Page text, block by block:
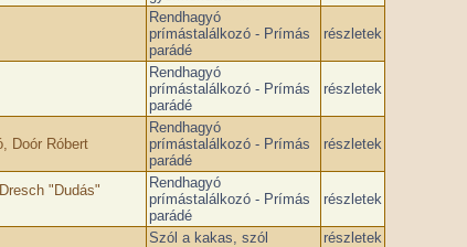
Rendhagyó
prímástalálkozó - Prímás
parádé
részletek
Rendhagyó
prímástalálkozó - Prímás
parádé
részletek
Doór Róbert
Rendhagyó
prímástalálkozó - Prímás
parádé
részletek
"Dudás"
Rendhagyó
prímástalálkozó - Prímás
parádé
részletek
Szól a kakas, szól
részletek